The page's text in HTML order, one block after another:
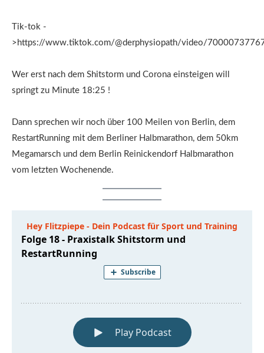
Tik-tok -
>https://www.tiktok.com/@derphysiopath/video/
Wer erst nach dem Shitstorm und Corona einsteigen will
springt zu Minute 18:25 !
Dann sprechen wir noch über 100 Meilen von Berlin, dem
RestartRunning mit dem Berliner Halbmarathon, dem 50km
Megamarsch und dem Berlin Reinickendorf Halbmarathon
vom letzten Wochenende.